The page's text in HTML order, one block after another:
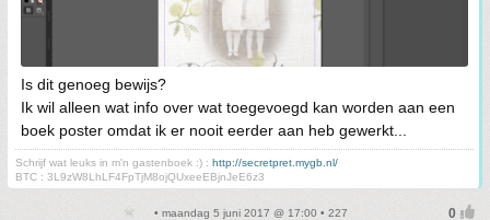
Is dit genoeg bewijs?
Ik wil alleen wat info over wat toegevoegd kan worden aan een
boek poster omdat ik er nooit eerder aan heb gewerkt...
Schrijf wat leuks in m'n gastenboek :) : http://secretpret.mygb.nl/
BTC : 3L9zW8LhLF4FpTjM8ojQUxeeEBjnJeE6z3
• maandag 5 juni 2017 @ 17:00 • 227